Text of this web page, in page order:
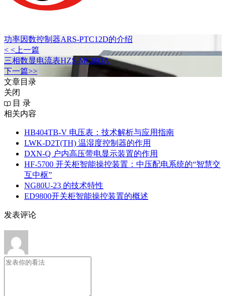
功率因数控制器ARS-PTC12D的介绍
< <上一篇
三相数显电流表HZS-MC803A
下一篇>>
文章目录
关闭
目 录
相关内容
HB404TB-V 电压表：技术解析与应用指南
LWK‑D2T(TH) 温湿度控制器的作用
DXN‑Q 户内高压带电显示装置的作用
HF-5700 开关柜智能操控装置：中压配电系统的“智慧交
互中枢”
NG80U-23 的技术特性
ED9800开关柜智能操控装置的概述
发表评论